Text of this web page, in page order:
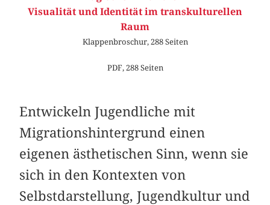
Visualität und Identität im transkulturellen
Raum
Klappenbroschur, 288 Seiten
PDF, 288 Seiten
Entwickeln Jugendliche mit
Migrationshintergrund einen
eigenen ästhetischen Sinn, wenn sie
sich in den Kontexten von
Selbstdarstellung, Jugendkultur und